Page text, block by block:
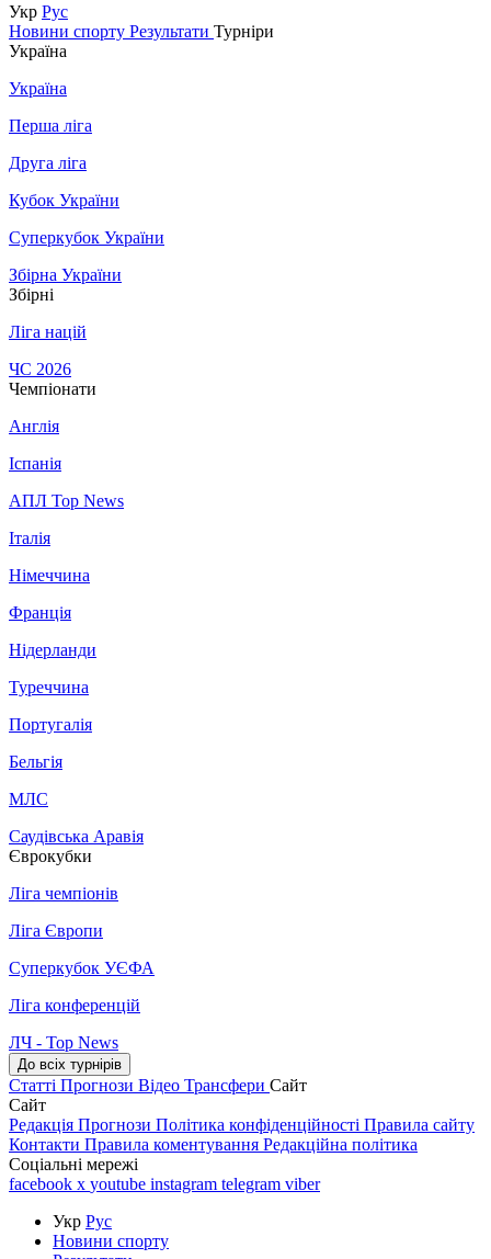
Укр Рус
Новини спорту Результати Турніри
Україна
Україна
Перша ліга
Друга ліга
Кубок України
Суперкубок України
Збірна України
Збірні
Ліга націй
ЧС 2026
Чемпіонати
Англія
Іспанія
АПЛ Top News
Італія
Німеччина
Франція
Нідерланди
Туреччина
Португалія
Бельгія
МЛС
Саудівська Аравія
Єврокубки
Ліга чемпіонів
Ліга Європи
Суперкубок УЄФА
Ліга конференцій
ЛЧ - Top News
До всіх турнірів
Статті Прогнози Відео Трансфери Сайт
Сайт
Редакція Прогнози Політика конфіденційності Правила сайту
Контакти Правила коментування Редакційна політика
Соціальні мережі
facebook x youtube instagram telegram viber
Укр Рус
Новини спорту